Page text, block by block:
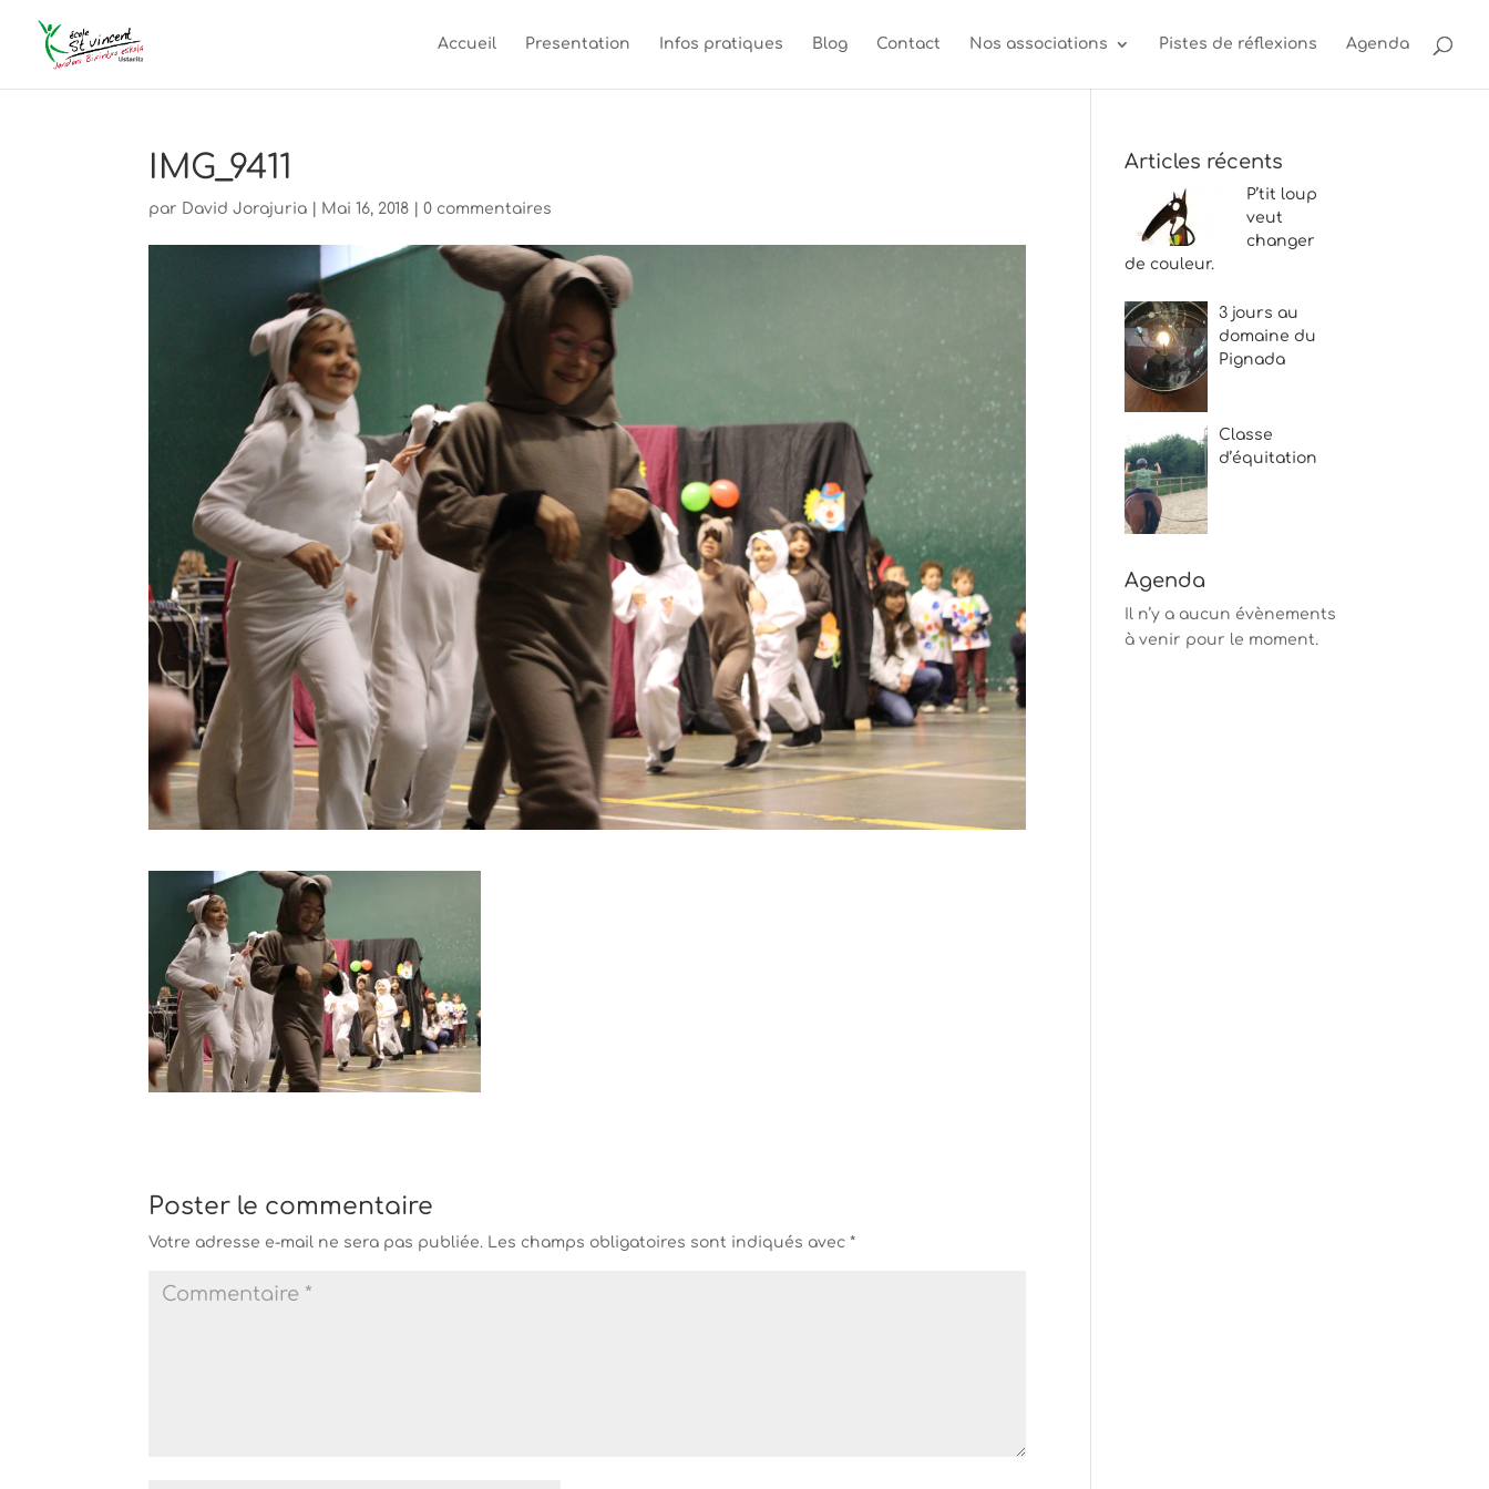
Accueil Presentation Infos pratiques Blog Contact Nos associations Pistes de réflexions Agenda
IMG_9411
par David Jorajuria Mai 16, 2018 |0 commentaires
Poster le commentaire
Votre adresse e-mail ne sera pas publiée. Les champs obligatoires sont indiqués avec*
Articles récents
P’tit loup
veut
changer
de couleur.
3 jours au
domaine du
Pignada
Classe
d’équitation
Agenda
Il n’y a aucun évènements
à venir pour le moment.